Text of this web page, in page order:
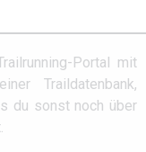
Portal mit
Traildatenbank,
du sonst noch über